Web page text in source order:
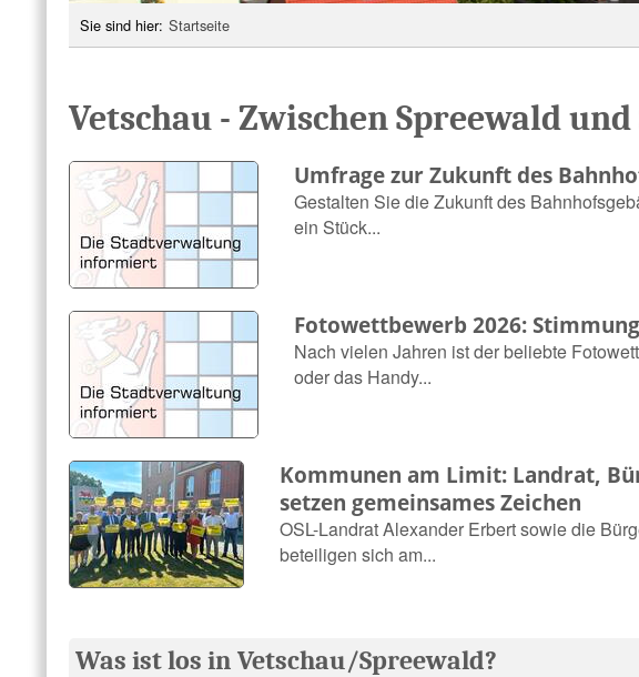
Sie sind hier: Startseite
Vetschau - Zwischen Spreewald
Umfrage zur Zukunft des
Gestalten Sie die Zukunft des
ein Stück...
Fotowettbewerb 2026:
Nach vielen Jahren ist der beliebte
oder das Handy...
Kommunen am Limit: Landrat,
setzen gemeinsames Zeichen
OSL-Landrat Alexander Erbert sowie die
beteiligen sich am...
Was ist los in Vetschau/Spreewald?